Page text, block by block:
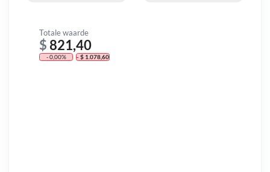
Totale waarde
$ 821,40
- 0,00% - $ 1.078,60